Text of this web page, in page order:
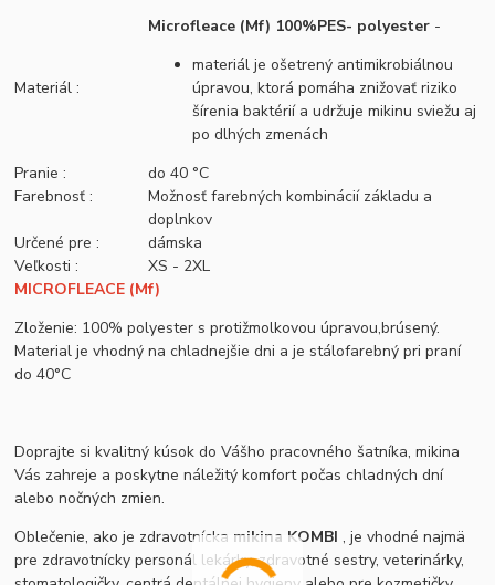
Materiál :
Microfleace (Mf) 100%PES- polyester -
materiál je ošetrený antimikrobiálnou
úpravou, ktorá pomáha znižovať riziko
šírenia baktérií a udržuje mikinu sviežu aj
po dlhých zmenách
Pranie :
do 40 °C
Farebnosť :
Možnosť farebných kombinácií základu a
doplnkov
Určené pre :
dámska
Veľkosti :
XS - 2XL
MICROFLEACE (Mf)
Zloženie: 100% polyester s protižmolkovou úpravou,brúsený.
Material je vhodný na chladnejšie dni a je stálofarebný pri praní
do 40°C
Doprajte si kvalitný kúsok do Vášho pracovného šatníka, mikina
Vás zahreje a poskytne náležitý komfort počas chladných dní
alebo nočných zmien.
Oblečenie, ako je zdravotnícka mikina KOMBI , je vhodné najmä
pre zdravotnícky personál lekárky, zdravotné sestry, veterinárky,